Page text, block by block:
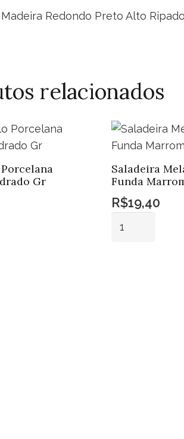
Redondo Preto Alto
relacionados
Gr
Saladeira
Funda
R$19,40